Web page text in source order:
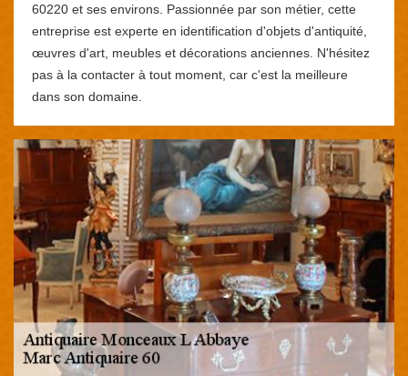
60220 et ses environs. Passionnée par son métier, cette
entreprise est experte en identification d'objets d'antiquité,
œuvres d'art, meubles et décorations anciennes. N'hésitez
pas à la contacter à tout moment, car c'est la meilleure
dans son domaine.